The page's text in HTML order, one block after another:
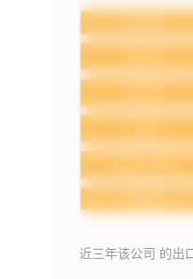
近三年该公司 的出